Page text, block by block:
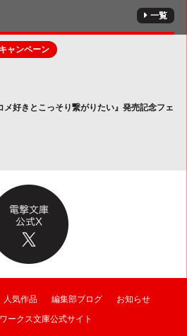
一覧
ャンペーン
メ好きとこっそり繋がりたい』発売記念フェ
人気作品 編集部ブログ
お知らせ
ークス文庫公式サイト